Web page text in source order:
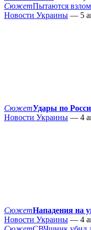
СюжетПытаются
Новости Украины — 5
СюжетУдары по
Новости Украины — 4
СюжетНападения на
Новости Украины — 4